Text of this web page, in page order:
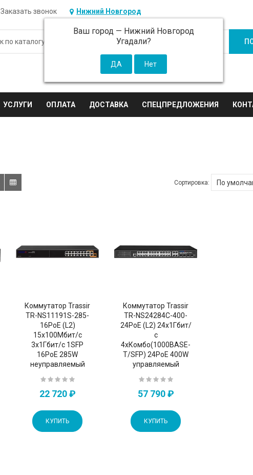
Заказать звонок Нижний Новгород
Ваш город — Нижний Новгород
Угадали?
УСЛУГИ ОПЛАТА ДОСТАВКА СПЕЦПРЕДЛОЖЕНИЯ
Сортировка:
Коммутатор Trassir
TR-NS11191S-285-
16PoE (L2)
15x100Мбит/с
3x1Гбит/с 1SFP
16PoE 285W
неуправляемый
22 720 ₽
КУПИТЬ
Коммутатор Trassir
TR-NS24284C-400-
24PoE (L2) 24x1Гбит/
с
4xКомбо(1000BASE-
T/SFP) 24PoE 400W
управляемый
57 790 ₽
КУПИТЬ